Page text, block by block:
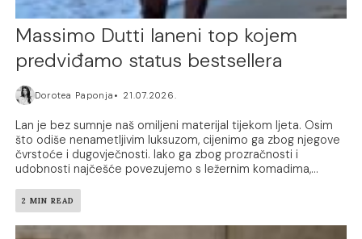
Massimo Dutti laneni top kojem
predviđamo status bestsellera
Dorotea Paponja 21.07.2026.
Lan je bez sumnje naš omiljeni materijal tijekom ljeta. Osim
što odiše nenametljivim luksuzom, cijenimo ga zbog njegove
čvrstoće i dugovječnosti. Iako ga zbog prozračnosti i
udobnosti najčešće povezujemo s ležernim komadima,...
2 MIN READ